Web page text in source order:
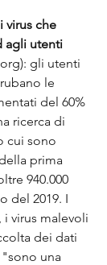
virus che
agli utenti
gli utenti
le
del 60%
ricerca di
cui sono
prima
940.000
del 2019. I
virus malevoli
dei dati
una